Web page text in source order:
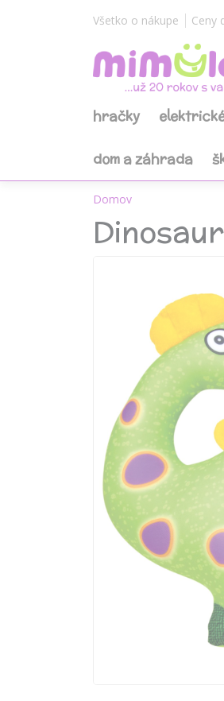
Všetko o nákupe Ceny
hračky
dom a záhrada
Domov